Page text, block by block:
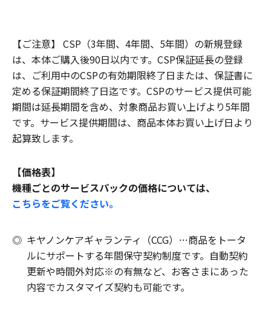
【ご注意】 CSP（3年間、4年間、5年間）の新規登録
は、本体ご購入後90日以内です。CSP保証延長の登録
は、ご利用中のCSPの有効期限終了日または、保証書に
定める保証期間終了日迄です。CSPのサービス提供可能
期間は延長期間を含め、対象商品お買い上げより5年間
です。サービス提供期間は、商品本体お買い上げ日より
起算致します。
【価格表】
機種ごとのサービスパックの価格については、
こちらをご覧ください。
◎ キヤノンケアギャランティ（CCG）…商品をトータ
ルにサポートする年間保守契約制度です。自動契約
更新や時間外対応※の有無など、お客さまにあった
内容でカスタマイズ契約も可能です。